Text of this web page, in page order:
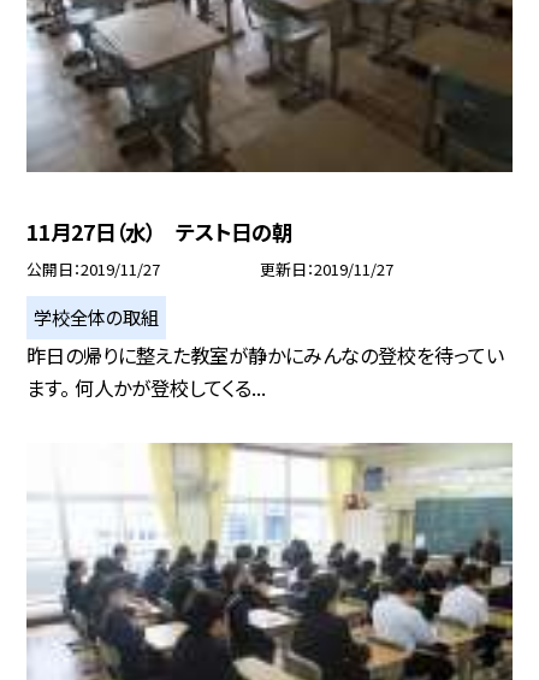
11月27日（水） テスト日の朝
公開日 2019/11/27 更新日 2019/11/27
学校全体の取組
昨日の帰りに整えた教室が静かにみんなの登校を待ってい
ます。 何人かが登校してくる...